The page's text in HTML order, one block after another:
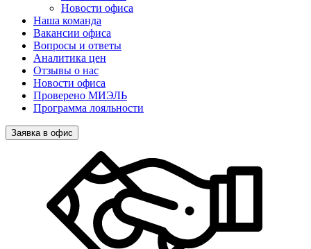
Новости офиса
Наша команда
Вакансии офиса
Вопросы и ответы
Аналитика цен
Отзывы о нас
Новости офиса
Проверено МИЭЛЬ
Программа лояльности
Заявка в офис